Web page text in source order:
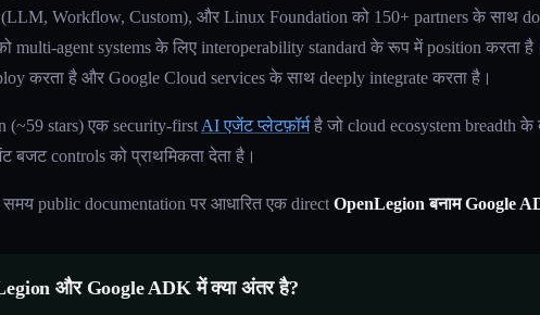
(LLM, Workflow, Custom), और Linux Foundation को 150+ partners के साथ
multi-agent systems के लिए interoperability standard के रूप में position करता
करता है और Google Cloud services के साथ deeply integrate करता है।
(~59 stars) एक security-first AI एजेंट प्लेटफ़ॉर्महै जो cloud ecosystem breadth
बजट controls को प्राथमिकता देता है।
public documentation पर आधारित एक direct OpenLegion बनाम Google
और Google ADK में क्या अंतर है?